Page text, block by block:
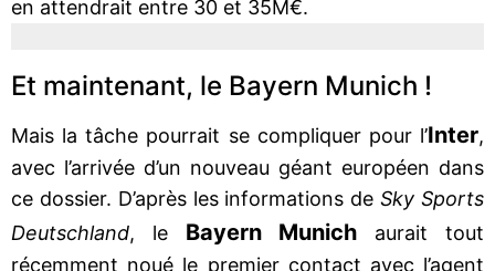
en attendrait entre 30 et 35M€.
Et maintenant, le Bayern Munich !
Mais la tâche pourrait se compliquer pour l’Inter,
avec l’arrivée d’un nouveau géant européen dans
ce dossier. D’après les informations deSky Sports
Deutschland, le Bayern Munich
aurait tout
récemment noué le premier contact avec l’agent